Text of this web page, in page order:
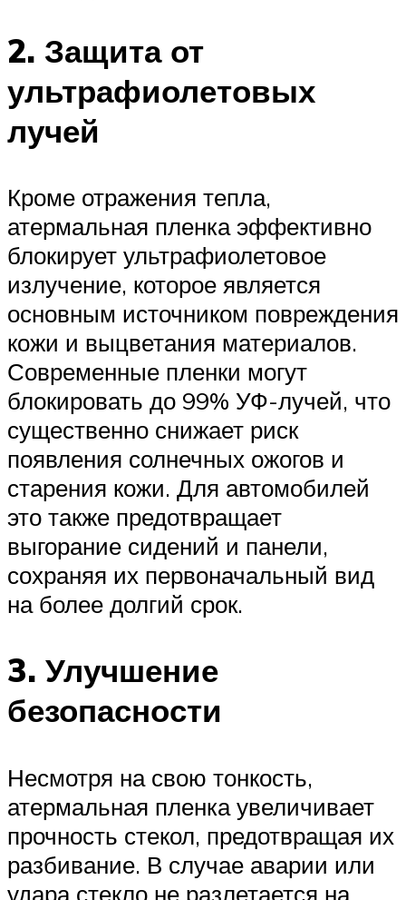
2. Защита от
ультрафиолетовых
лучей
Кроме отражения тепла,
атермальная пленка эффективно
блокирует ультрафиолетовое
излучение, которое является
основным источником повреждения
кожи и выцветания материалов.
Современные пленки могут
блокировать до 99% УФ-лучей, что
существенно снижает риск
появления солнечных ожогов и
старения кожи. Для автомобилей
это также предотвращает
выгорание сидений и панели,
сохраняя их первоначальный вид
на более долгий срок.
3. Улучшение
безопасности
Несмотря на свою тонкость,
атермальная пленка увеличивает
прочность стекол, предотвращая их
разбивание. В случае аварии или
удара стекло не разлетается на